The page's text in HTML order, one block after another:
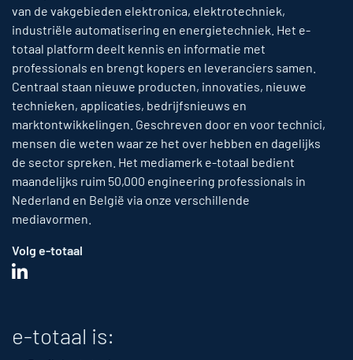
van de vakgebieden elektronica, elektrotechniek,
industriële automatisering en energietechniek. Het e-
totaal platform deelt kennis en informatie met
professionals en brengt kopers en leveranciers samen.
Centraal staan nieuwe producten, innovaties, nieuwe
technieken, applicaties, bedrijfsnieuws en
marktontwikkelingen. Geschreven door en voor technici,
mensen die weten waar ze het over hebben en dagelijks
de sector spreken. Het mediamerk e-totaal bedient
maandelijks ruim 50,000 engineering professionals in
Nederland en België via onze verschillende
mediavormen.
Volg e-totaal
e-totaal is: